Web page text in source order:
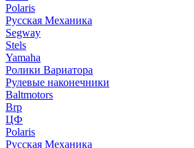
Polaris
Русская Механика
Segway
Stels
Yamaha
Ролики Вариатора
Рулевые наконечники
Baltmotors
Brp
ЦФ
Polaris
Русская Механика